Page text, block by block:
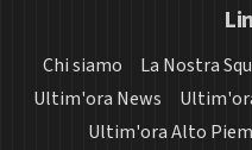
Chi siamo La Nostra
Ultim'ora News
Ultim'ora Alto